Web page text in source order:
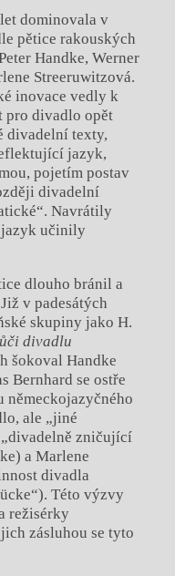
dominovala v
pětice rakouských
Handke, Werner
Streeruwitzová.
inovace vedly k
pro divadlo opět
divadelní texty,
jazyk,
pojetím postav
divadelní
Navrátily
jazyk učinily
dlouho bránil a
v padesátých
skupiny jako H.
divadlu
šokoval Handke
Bernhard se ostře
německojazyčného
ale „jiné
zničující
a Marlene
divadla
Této výzvy
režisérky
zásluhou se tyto